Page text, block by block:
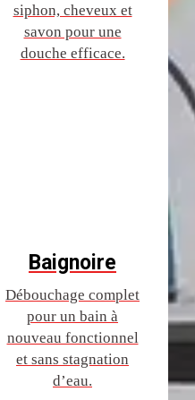
siphon, cheveux et
savon pour une
douche efficace.
Baignoire
Débouchage complet
pour un bain à
nouveau fonctionnel
et sans stagnation
d’eau.